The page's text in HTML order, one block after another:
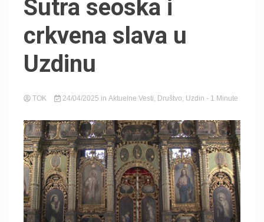
Sutra seoska i
crkvena slava u
Uzdinu
TOK 24/04/2025 in Aktuelne Vesti, Društvo, Uzdin - 1 Minute